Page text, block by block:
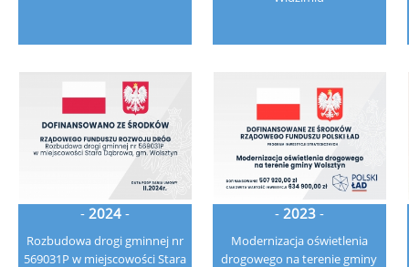
- 2024 -
Rozbudowa drogi gminnej nr
569031P w miejscowości Stara
- 2023 -
Modernizacja oświetlenia
drogowego na terenie gminy